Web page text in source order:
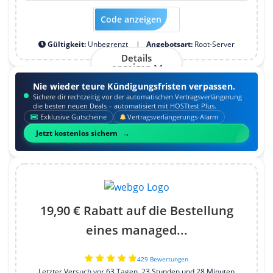
hosttest2024
Code anzeigen
Gültigkeit: Unbegrenzt Angebotsart: Root-Server
Details
anzeigen
Nie wieder teure Kündigungsfristen verpassen.
Sichere dir rechtzeitig vor der automatischen Vertragsverlängerung
die besten neuen Deals – automatisiert mit HOSTtest Plus.
Exklusive Gutscheine Vertragsverlängerungs-Alarm
Jetzt kostenlos sichern
19,90 € Rabatt auf die Bestellung
eines managed...
429 Bewertungen